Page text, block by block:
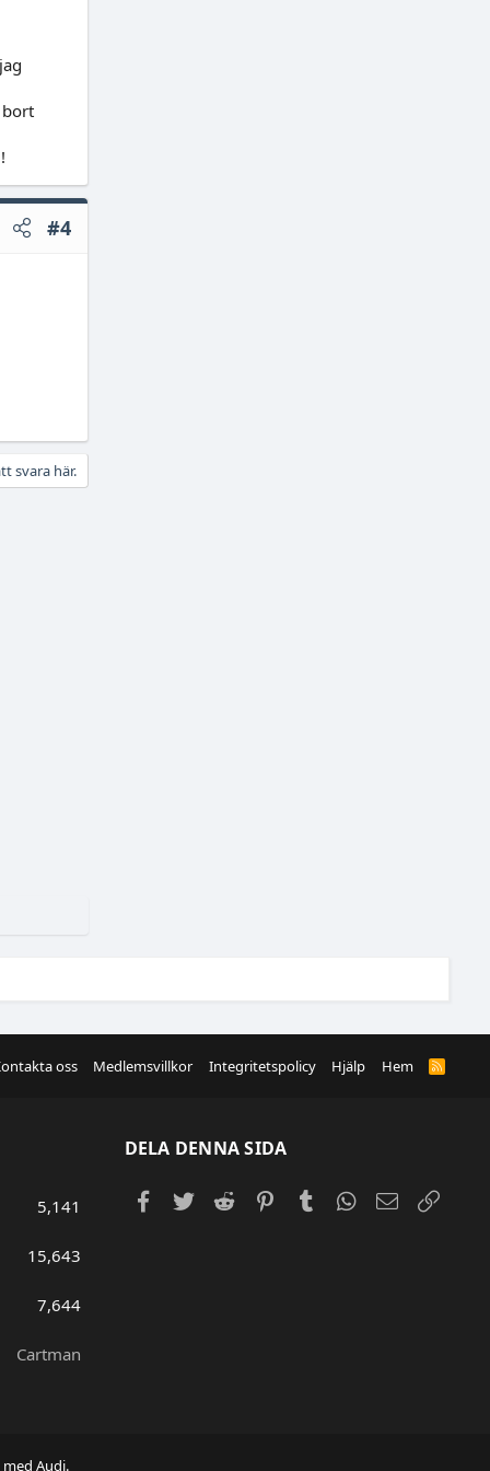
#4
svara här.
oss Medlemsvillkor Integritetspolicy Hjälp Hem
R
5,141
15,643
7,644
Cartman
DELA DENNA SIDA
Facebook
TwitterReddit PinterestTumblrWhatsApp
E-postLänk
Audi.